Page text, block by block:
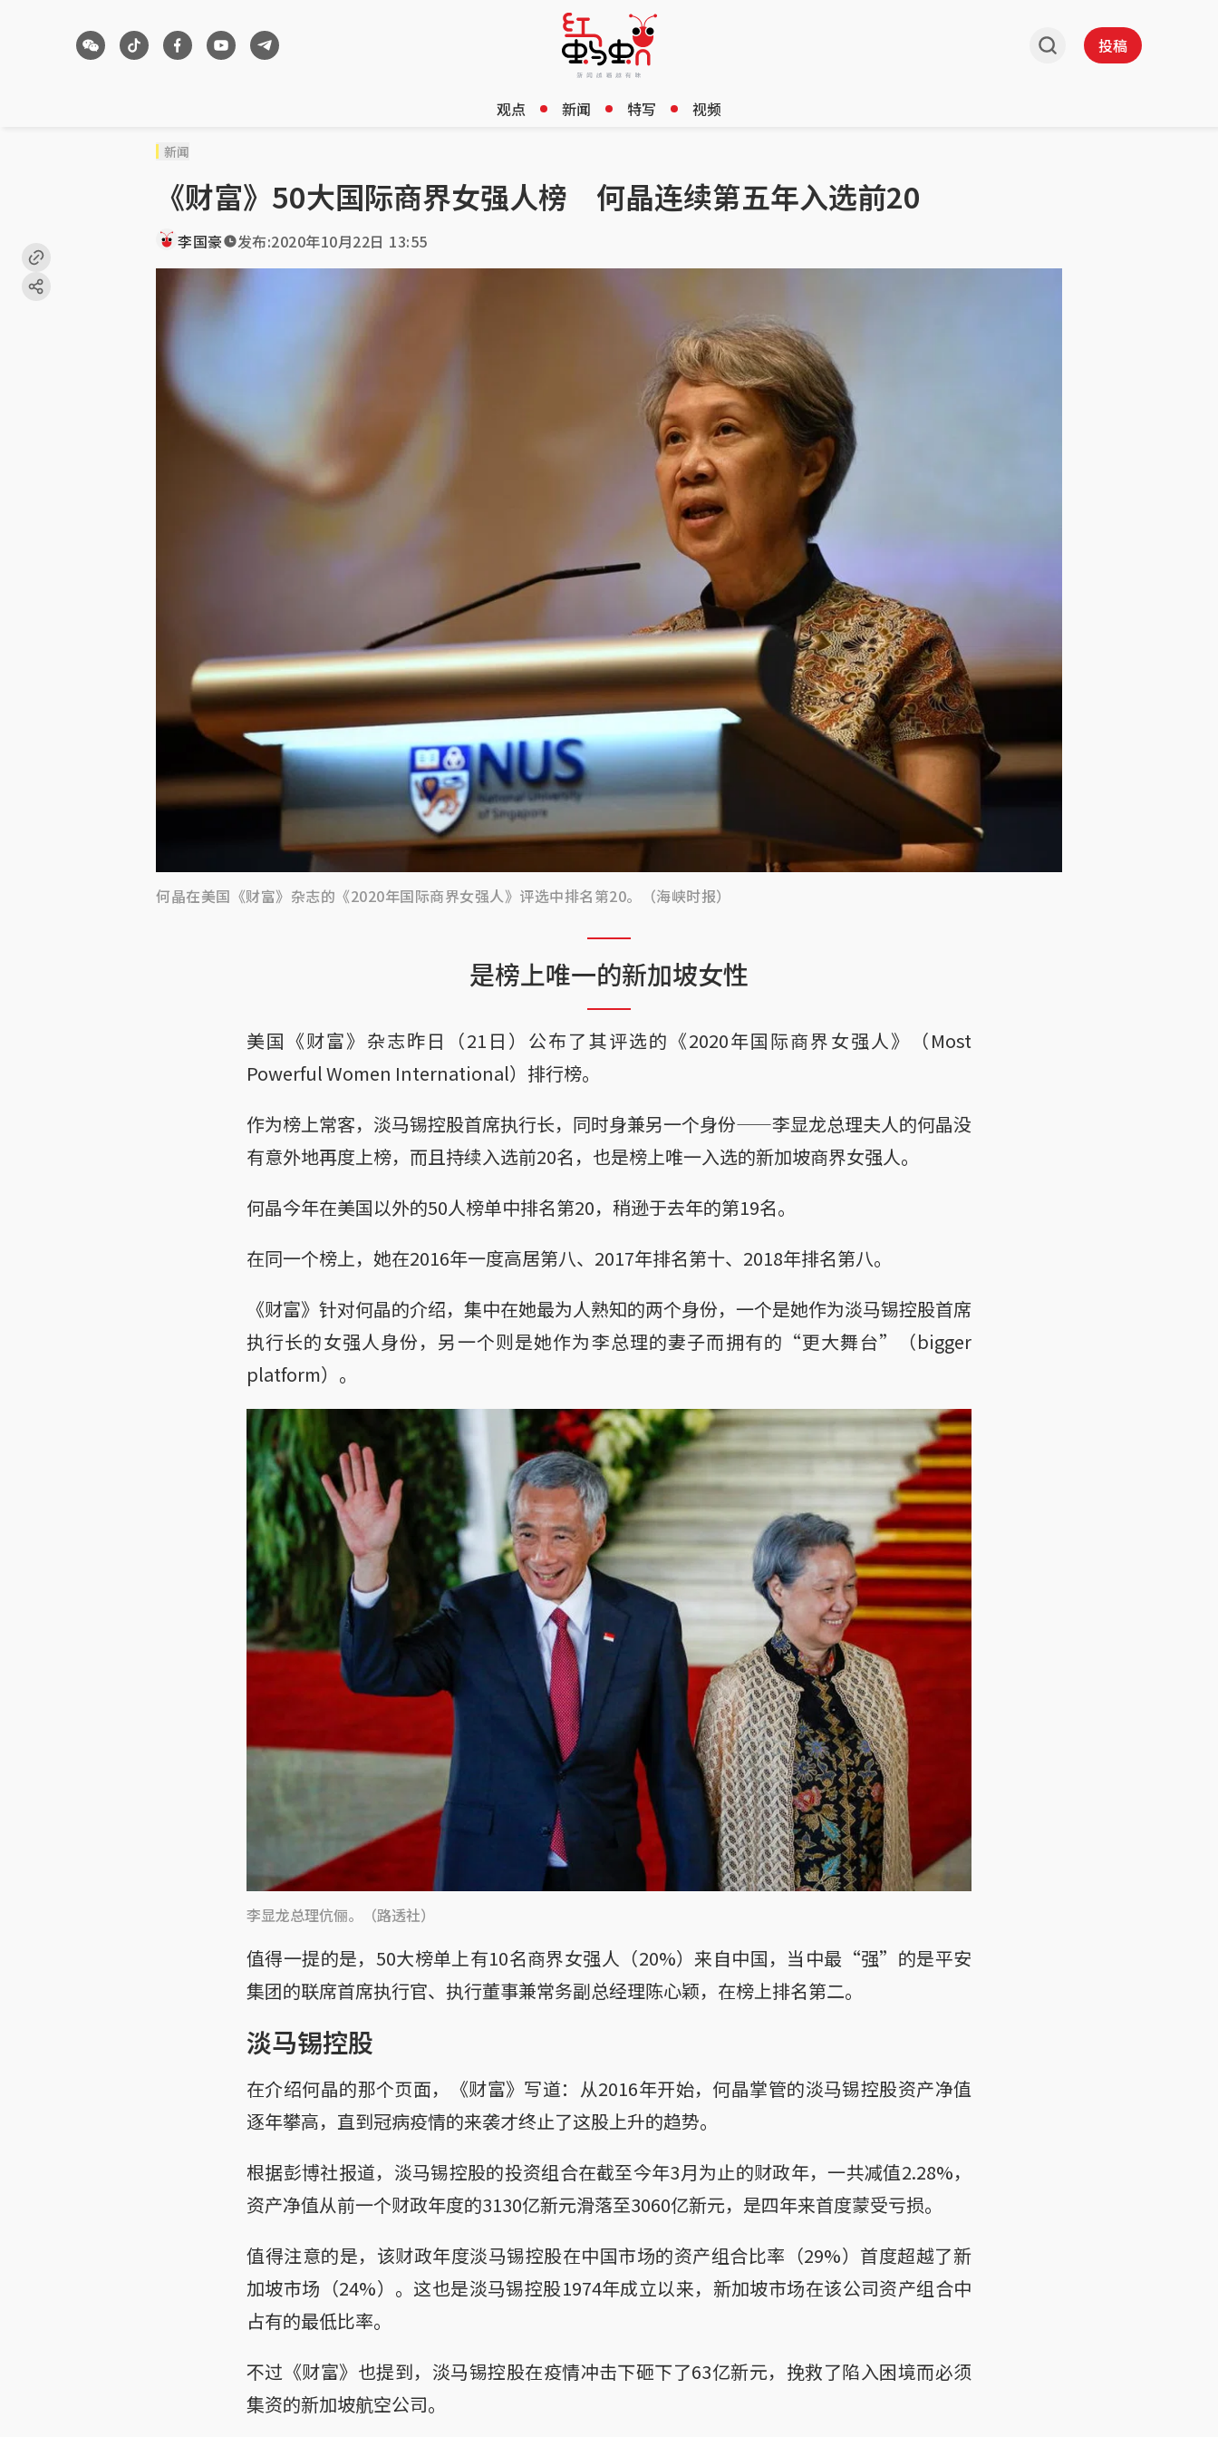
投稿
观点 新闻 特写 视频
新闻
《财富》50大国际商界女强人榜 何晶连续第五年入选前20
李国豪 发布:2020年10月22日 13:55
何晶在美国《财富》杂志的《2020年国际商界女强人》评选中排名第20。（海峡时报）
是榜上唯一的新加坡女性
美国《财富》杂志昨日（21日）公布了其评选的《2020年国际商界女强人》（Most
Powerful Women International）排行榜。
作为榜上常客，淡马锡控股首席执行长，同时身兼另一个身份——李显龙总理夫人的何晶没
有意外地再度上榜，而且持续入选前20名，也是榜上唯一入选的新加坡商界女强人。
何晶今年在美国以外的50人榜单中排名第20，稍逊于去年的第19名。
在同一个榜上，她在2016年一度高居第八、2017年排名第十、2018年排名第八。
《财富》针对何晶的介绍，集中在她最为人熟知的两个身份，一个是她作为淡马锡控股首席
执行长的女强人身份，另一个则是她作为李总理的妻子而拥有的“更大舞台”（bigger
platform）。
李显龙总理伉俪。（路透社）
值得一提的是，50大榜单上有10名商界女强人（20%）来自中国，当中最“强”的是平安
集团的联席首席执行官、执行董事兼常务副总经理陈心颖，在榜上排名第二。
淡马锡控股
在介绍何晶的那个页面，《财富》写道：从2016年开始，何晶掌管的淡马锡控股资产净值
逐年攀高，直到冠病疫情的来袭才终止了这股上升的趋势。
根据彭博社报道，淡马锡控股的投资组合在截至今年3月为止的财政年，一共减值2.28%，
资产净值从前一个财政年度的3130亿新元滑落至3060亿新元，是四年来首度蒙受亏损。
值得注意的是，该财政年度淡马锡控股在中国市场的资产组合比率（29%）首度超越了新
加坡市场（24%）。这也是淡马锡控股1974年成立以来，新加坡市场在该公司资产组合中
占有的最低比率。
不过《财富》也提到，淡马锡控股在疫情冲击下砸下了63亿新元，挽救了陷入困境而必须
集资的新加坡航空公司。